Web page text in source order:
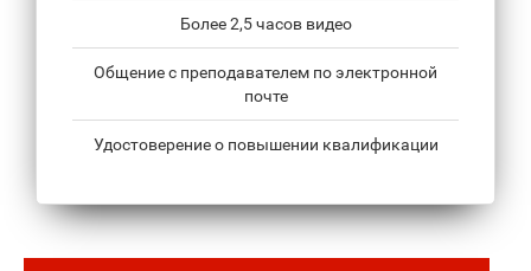
Более 2,5 часов видео
Общение с преподавателем по электронной
почте
Удостоверение о повышении квалификации